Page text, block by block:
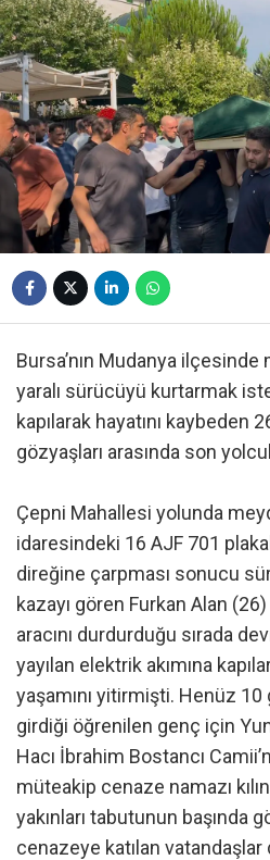
Bursa’nın Mudanya
yaralı sürücüyü kurtarmak
kapılarak hayatını kaybeden
gözyaşları arasında son
Çepni Mahallesi yolunda
idaresindeki 16 AJF 701
direğine çarpması sonucu
kazayı gören Furkan Alan
aracını durdurduğu sırada
yayılan elektrik akımına
yaşamını yitirmişti. Henüz
girdiği öğrenilen genç için
Hacı İbrahim Bostancı
müteakip cenaze namazı
yakınları tabutunun başında
cenazeye katılan vatandaşlar